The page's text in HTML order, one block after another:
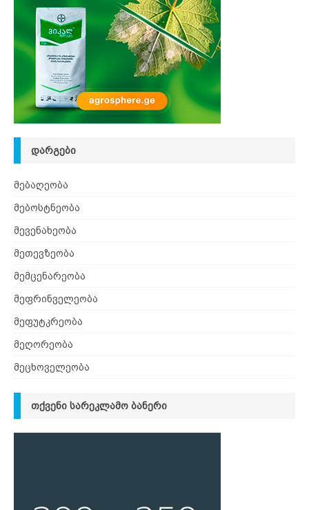
ᲓᲐᲠᲒᲔᲑᲘ
მებაღეობა
მებოსტნეობა
მევენახეობა
მეთევზეობა
მემცენარეობა
მეფრინველეობა
მეფუტკრეობა
მეღორეობა
მეცხოველეობა
ᲗᲥᲕᲔᲜᲘ ᲡᲐᲠᲔᲙᲚᲐᲛᲝ ᲑᲐᲜᲔᲠᲘ